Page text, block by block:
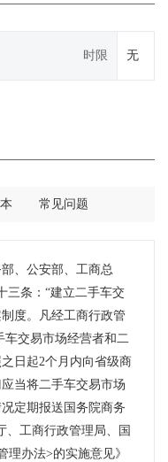
时限 无
常见问题
、公安部、工商总
三条：“建立二手车交
度。凡经工商行政管
车交易市场经营者和二
日起2个月内向省级商
当将二手车交易市场
定期报送国务院商务
、工商行政管理局、国
办法>的实施意见》